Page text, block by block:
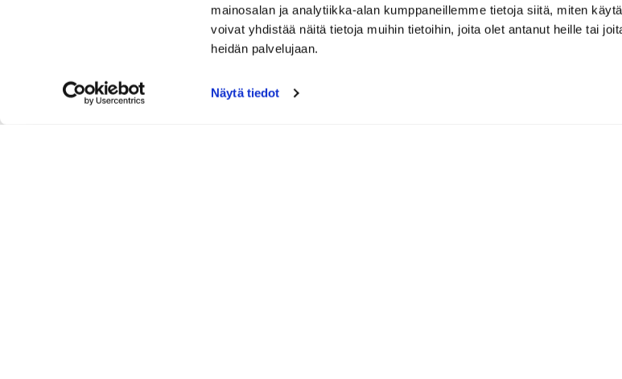
mainosalan ja analytiikka-alan kumppaneillemme tietoja siitä, miten
voivat yhdistää näitä tietoja muihin tietoihin, joita olet antanut heille tai
heidän palvelujaan.
Näytä tiedot